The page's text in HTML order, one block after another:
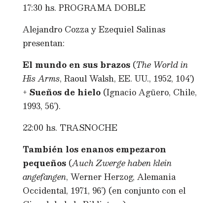
17:30 hs. PROGRAMA DOBLE
Alejandro Cozza y Ezequiel Salinas
presentan:
El mundo en sus brazos (The World in
His Arms, Raoul Walsh, EE. UU., 1952, 104’)
+Sueños de hielo (Ignacio Agüero, Chile,
1993, 56’).
22:00 hs. TRASNOCHE
También los enanos empezaron
pequeños (Auch Zwerge haben klein
angefangen, Werner Herzog, Alemania
Occidental, 1971, 96’) (en conjunto con el